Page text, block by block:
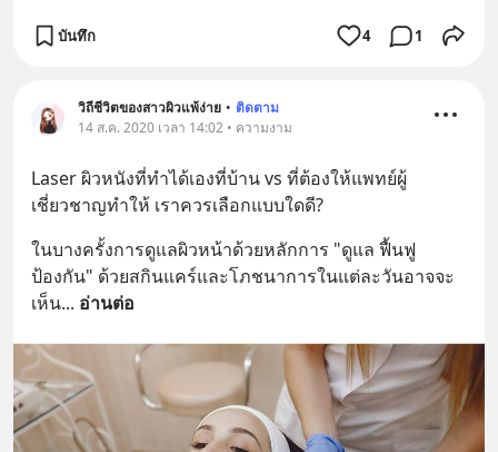
บันทึก 4 1
วิถีชีวิตของสาวผิวแพ้ง่าย • ติดตาม
14 ส.ค. 2020 เวลา 14:02 • ความงาม
Laser ผิวหนังที่ทำได้เองที่บ้าน vs ที่ต้องให้แพทย์ผู้
เชี่ยวชาญทำให้ เราควรเลือกแบบใดดี?
ในบางครั้งการดูแลผิวหน้าด้วยหลักการ "ดูแล ฟื้นฟู
ป้องกัน" ด้วยสกินแคร์และโภชนาการในแต่ละวันอาจจะ
เห็น... อ่านต่อ